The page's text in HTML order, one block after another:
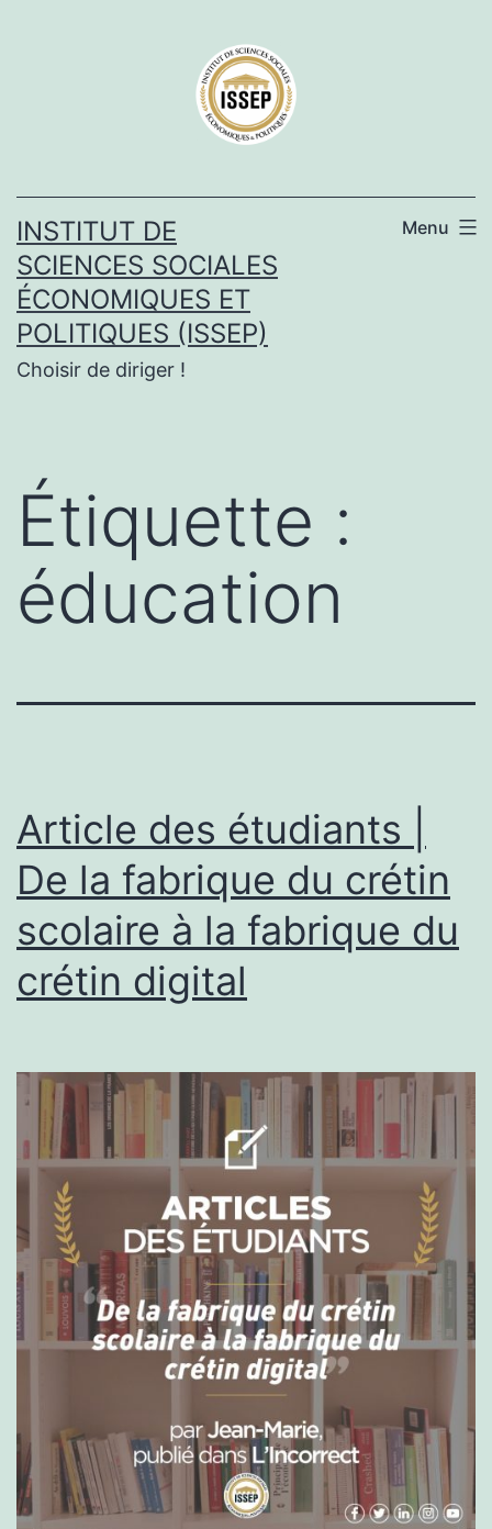
INSTITUT DE
SCIENCES SOCIALES
ÉCONOMIQUES ET
POLITIQUES (ISSEP)
Choisir de diriger !
Menu
Étiquette :
éducation
Article des étudiants |
De la fabrique du crétin
scolaire à la fabrique du
crétin digital